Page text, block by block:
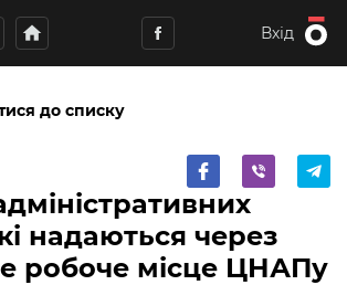
home Вхід
до списку
надаються через
робоче місце ЦНАПу